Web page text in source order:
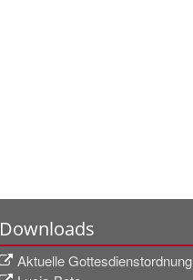
Downloads
Aktuelle Gottesdienstordnung